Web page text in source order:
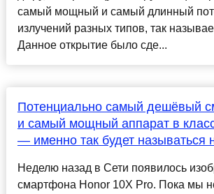
самый мощный и самый длинный
излучений разных типов, так
Данное открытие было сде...
Потенциально самый дешёвый
и самый мощный аппарат в
— именно так будет называться
Неделю назад в Сети появилось
смартфона Honor 10X Pro. Пока мы